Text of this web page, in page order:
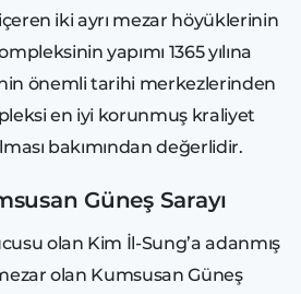
iki ayrı mezar höyüklerinin
yapımı 1365 yılına
önemli tarihi merkezlerinden
en iyi korunmuş kraliyet
bakımından değerlidir.
Güneş Sarayı
olan Kim İl-Sung’a adanmış
olan Kumsusan Güneş